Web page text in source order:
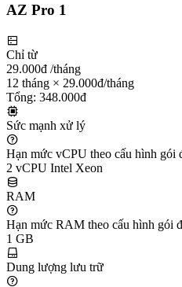
AZ Pro 1
Chỉ từ
29.000đ /tháng
12 tháng × 29.000đ/tháng
Tổng: 348.000đ
Sức mạnh xử lý
Hạn mức vCPU theo cấu hình gói
2 vCPU Intel Xeon
RAM
Hạn mức RAM theo cấu hình gói
1 GB
Dung lượng lưu trữ